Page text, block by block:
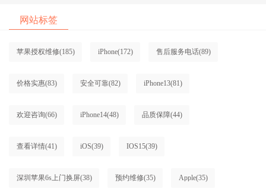
网站标签
苹果授权维修(185) iPhone(172) 售后服务电话(89)
价格实惠(83) 安全可靠(82) iPhone13(81)
欢迎咨询(66) iPhone14(48) 品质保障(44)
查看详情(41) iOS(39) IOS15(39)
深圳苹果6s上门换屏(38) 预约维修(35) Apple(35)